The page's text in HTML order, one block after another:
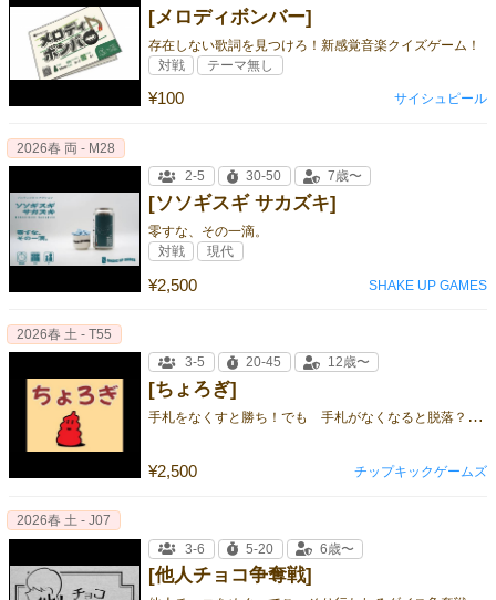
[メロディボンバー]
存在しない歌詞を見つけろ！新感覚音楽クイズゲーム！
¥100
対戦 テーマ無し
サイシュピール
[ソソギスギ サカズキ]
零すな、その一滴。
¥2,500
2026春 両 - M28
2-5
30-50 7歳〜
対戦 現代
SHAKE UP GAMES
[ちょろぎ]
手
札をなくすと勝ち！でも 手札がなくなると脱落？！ な ゴーアウト
¥2,500
2026春 土 - T55
3-5
20-45 12歳〜
チップキックゲームズ
[他人チョコ争奪戦]
2026春 土 - J07
3-6
5-20 6歳〜